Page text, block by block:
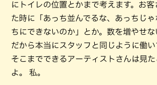
にトイレの位置とかまで考えます。お客
た時に「あっち並んでるな、あっちじゃ
ちにできないのか」とか。数を増やせな
だから本当にスタッフと同じように働い
そこまでできるアーティストさんは見
よ。 私。